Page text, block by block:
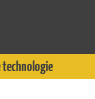
technologie